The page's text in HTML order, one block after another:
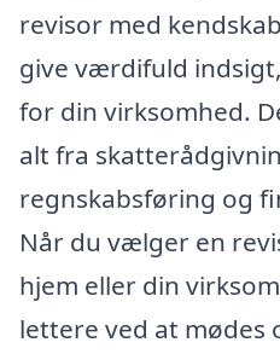
revisor med
give værdifuld
for din virksomhed.
alt fra
regnskabsføring og
Når du vælger en
hjem eller din
lettere ved at mødes